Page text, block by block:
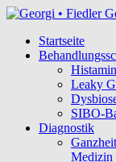
Startseite
Leaky
SIBO-
Diagnostik
Medizin